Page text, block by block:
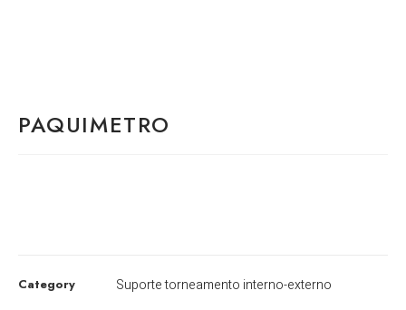
PAQUIMETRO
Category Suporte torneamento interno-externo